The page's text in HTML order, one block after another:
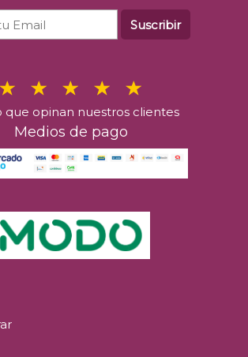
Suscribir
que opinan nuestros clientes
Medios de pago